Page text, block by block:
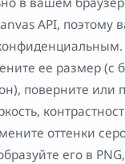
API, поэтому
ее размер (с
поверните или
оттенки
его в